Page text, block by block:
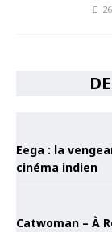
Eega : la
cinéma indien
Catwoman – À